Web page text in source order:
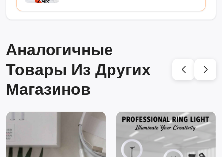
Аналогичные
Товары Из Других
Магазинов